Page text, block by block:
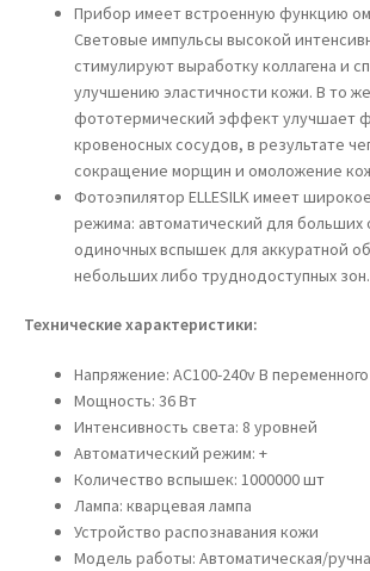
Прибор имеет встроенную функцию
Световые импульсы высокой
стимулируют выработку коллагена и
улучшению эластичности кожи. В то
фототермический эффект улучшает
кровеносных сосудов, в результате
сокращение морщин и омоложение
Фотоэпилятор ELLESILK имеет
режима: автоматический для больших
одиночных вспышек для аккуратной
небольших либо труднодоступных зон.
Технические характеристики:
Напряжение: AC100-240v В
Мощность: 36 Вт
Интенсивность света: 8 уровней
Автоматический режим: +
Количество вспышек: 1000000 шт
Лампа: кварцевая лампа
Устройство распознавания кожи
Модель работы: Автоматическая/